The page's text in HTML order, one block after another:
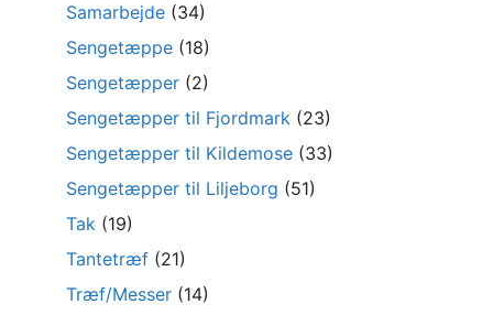
Samarbejde (34)
Sengetæppe (18)
Sengetæpper (2)
Sengetæpper til Fjordmark (23)
Sengetæpper til Kildemose (33)
Sengetæpper til Liljeborg (51)
Tak (19)
Tantetræf (21)
Træf/Messer (14)